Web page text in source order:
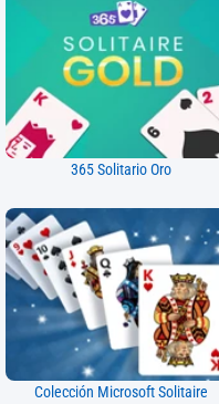
365 Solitario Oro
Colección Microsoft Solitaire